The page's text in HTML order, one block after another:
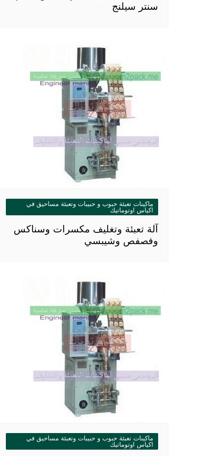
سنتر سيلنج
ماكينات تعبئة حبوب و حبيبات وتعبئة مساحيق في
اكياس اوتوماتيك
آلة تعبئة وتغليف مكسرات وسناكس
وفصفص وشيبسي
ماكينات تعبئة حبوب و حبيبات وتعبئة مساحيق في
اكياس اوتوماتيك